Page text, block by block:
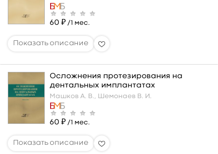
60 ₽ /1 мес.
Осложнения протезирования на
дентальных имплантатах
Машков А. В., Шемонаев В. И.
60 ₽ /1 мес.